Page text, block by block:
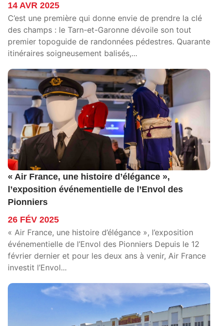
14 AVR 2025
C’est une première qui donne envie de prendre la clé
des champs : le Tarn-et-Garonne dévoile son tout
premier topoguide de randonnées pédestres. Quarante
itinéraires soigneusement balisés,...
« Air France, une histoire d’élégance »,
l’exposition événementielle de l’Envol des
Pionniers
26 FÉV 2025
« Air France, une histoire d’élégance », l’exposition
événementielle de l’Envol des Pionniers Depuis le 12
février dernier et pour les deux ans à venir, Air France
investit l’Envol...